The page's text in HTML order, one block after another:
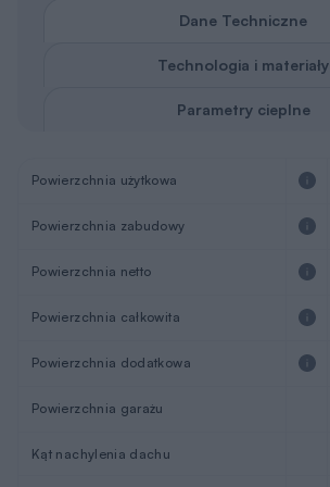
Dane Techniczne
Technologia i materiały
Parametry cieplne
Powierzchnia użytkowa
Powierzchnia zabudowy
Powierzchnia netto
Powierzchnia całkowita
Powierzchnia dodatkowa
Powierzchnia garażu
Kąt nachylenia dachu